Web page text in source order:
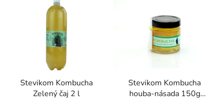
Stevikom Kombucha
Zelený čaj 2 l
Stevikom Kombucha
houba-násada 150g